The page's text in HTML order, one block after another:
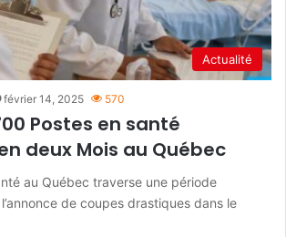
Actualité
février 14, 2025 570
Postes en santé
deux Mois au Québec
au Québec traverse une période
de coupes drastiques dans le